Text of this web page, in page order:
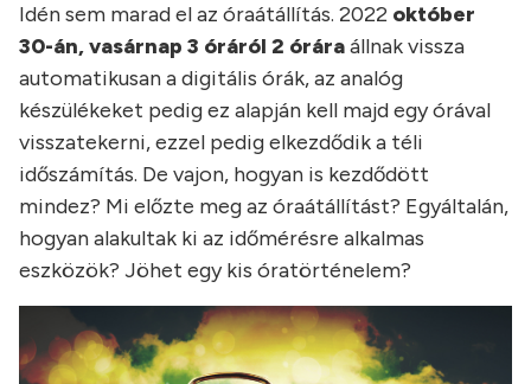
Idén sem marad el az óraátállítás. 2022 október
30-án, vasárnap 3 óráról 2 óráraállnak vissza
automatikusan a digitális órák, az analóg
készülékeket pedig ez alapján kell majd egy órával
visszatekerni, ezzel pedig elkezdődik a téli
időszámítás. De vajon, hogyan is kezdődött
mindez? Mi előzte meg az óraátállítást? Egyáltalán,
hogyan alakultak ki az időmérésre alkalmas
eszközök? Jöhet egy kis óratörténelem?